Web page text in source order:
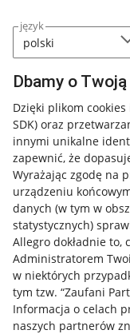
język
Dbamy o
Dzięki plikom
SDK) oraz
innymi unikalne
zapewnić, że
Wyrażając zgodę na
urządzeniu
danych (w tym w
statystycznych)
Allegro dokładnie to,
Administratorem
w niektórych
tym tzw. “Zaufani
Informacja o celach
naszych partnerów
Przydatne